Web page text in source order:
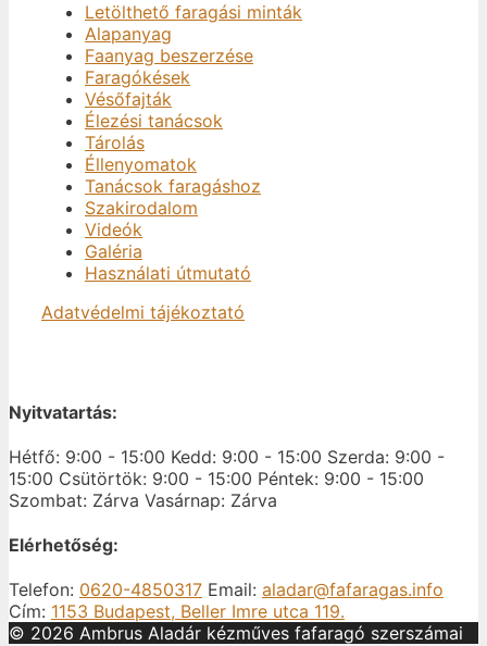
Letölthető faragási minták
Alapanyag
Faanyag beszerzése
Faragókések
Vésőfajták
Élezési tanácsok
Tárolás
Éllenyomatok
Tanácsok faragáshoz
Szakirodalom
Videók
Galéria
Használati útmutató
Adatvédelmi tájékoztató
Nyitvatartás:
Hétfő: 9:00 - 15:00 Kedd: 9:00 - 15:00 Szerda: 9:00 -
15:00 Csütörtök: 9:00 - 15:00 Péntek: 9:00 - 15:00
Szombat: Zárva Vasárnap: Zárva
Elérhetőség:
Telefon: 0620-4850317 Email: aladar@fafaragas.info
Cím: 1153 Budapest, Beller Imre utca 119.
© 2026 Ambrus Aladár kézműves fafaragó szerszámai